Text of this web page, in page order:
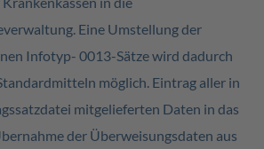
Eine Umstellung der
Infotyp- 0013-Sätze wird dadurch
möglich. Eintrag aller in
mitgelieferten Daten in das
der Überweisungsdaten aus